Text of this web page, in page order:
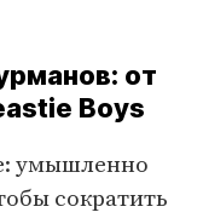
от
Boys
умышленно
сократить